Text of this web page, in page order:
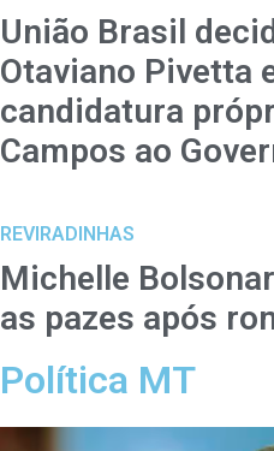
União Brasil
Otaviano Pivetta
candidatura
Campos ao
REVIRADINHAS
Michelle
as pazes após
Política MT